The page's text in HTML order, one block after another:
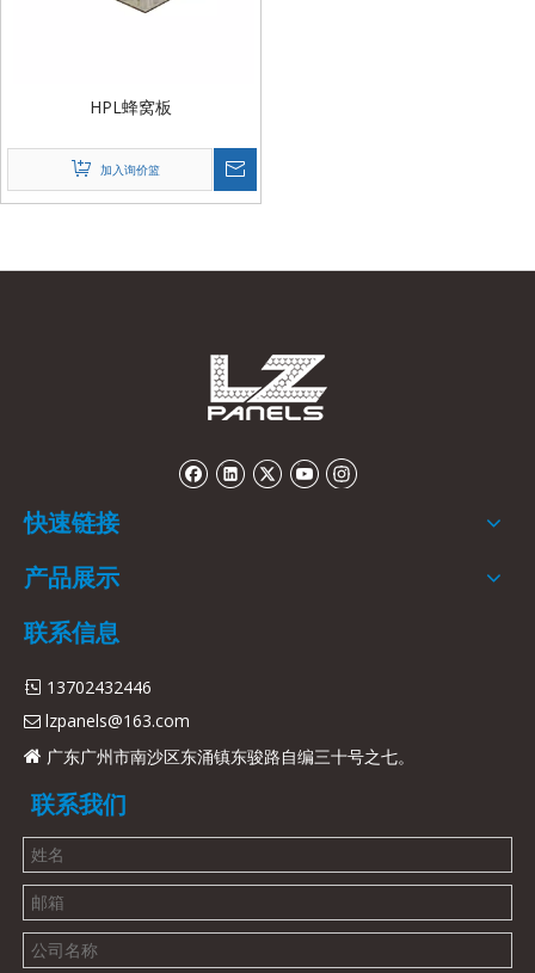
HPL蜂窝板
加入询价篮
快速链接
产品展示
联系信息
 13702432446
 lzpanels@163.com
 广东广州市南沙区东涌镇东骏路自编三十号之七。
联系我们